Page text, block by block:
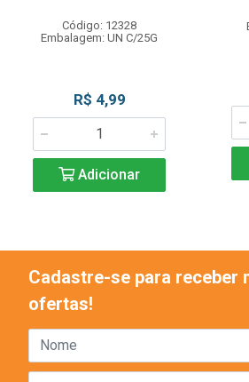
Código: 12328
Embalagem: UN C/25G
R$ 4,99
Adicionar
Cadastre-se para receber
ofertas!